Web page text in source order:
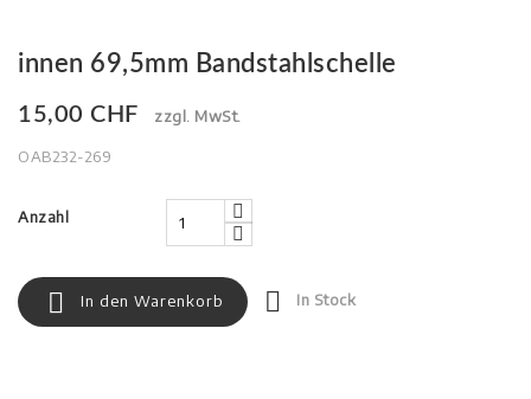
innen 69,5mm Bandstahlschelle
15,00 CHF zzgl. MwSt.
OAB232-269
Anzahl
 In den Warenkorb  In Stock